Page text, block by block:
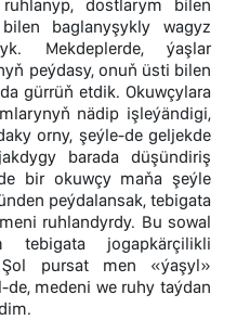
dostlarym bilen
baglanyşykly wagyz
Mekdeplerde, ýaşlar
peýdasy, onuň üsti bilen
gürrüň etdik. Okuwçylara
nädip işleýändigi,
orny, şeýle-de geljekde
barada düşündiriş
bir okuwçy maňa şeýle
peýdalansak, tebigata
ruhlandyrdy. Bu sowal
jogapkärçilikli
Şol pursat men «ýaşyl»
medeni we ruhy taýdan